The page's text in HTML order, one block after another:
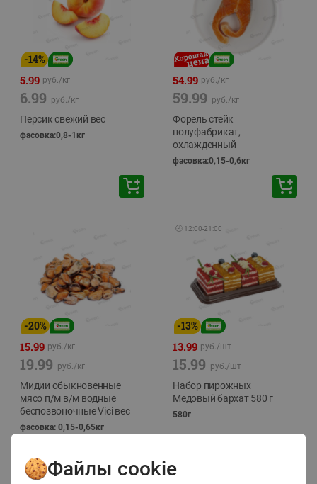
-14%
5.99 руб./кг
6.99 руб./кг
Персик свежий вес
фасовка:0,8-1кг
54.99 руб./кг
59.99 руб./кг
Форель стейк
полуфабрикат,
охлажденный
фасовка:0,15-0,6кг
-20%
15.99 руб./кг
19.99 руб./кг
Мидии обыкновенные
мясо п/м в/м водные
беспозвоночные Vici вес
фасовка: 0,15-0,65кг
🕘 12:00-21:00
-13%
13.99 руб./шт
15.99 руб./шт
Набор пирожных
Медовый бархат 580 г
580г
Файлы cookie